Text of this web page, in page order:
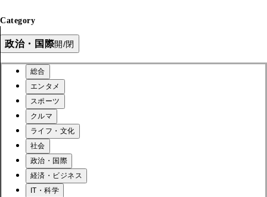
Category
政治・国際開/閉
総合
エンタメ
スポーツ
クルマ
ライフ・文化
社会
政治・国際
経済・ビジネス
IT・科学